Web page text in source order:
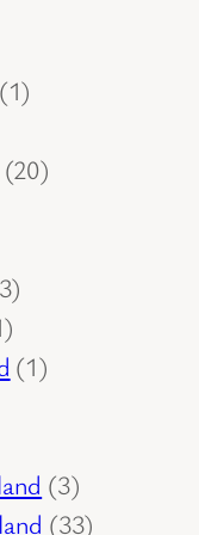
11
2020
33
producten
1
product
11
33
producten
3333